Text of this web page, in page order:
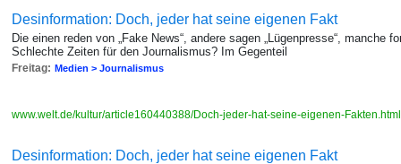
Desinformation: Doch, jeder hat seine eigenen Fakt
Die einen reden von „Fake News“, andere sagen „Lügenpresse“, manche
Schlechte Zeiten für den Journalismus? Im Gegenteil
Freitag: Medien > Journalismus
www.welt.de/kultur/article160440388/Doch-jeder-hat-seine-eigenen-
Desinformation: Doch, jeder hat seine eigenen Fakt